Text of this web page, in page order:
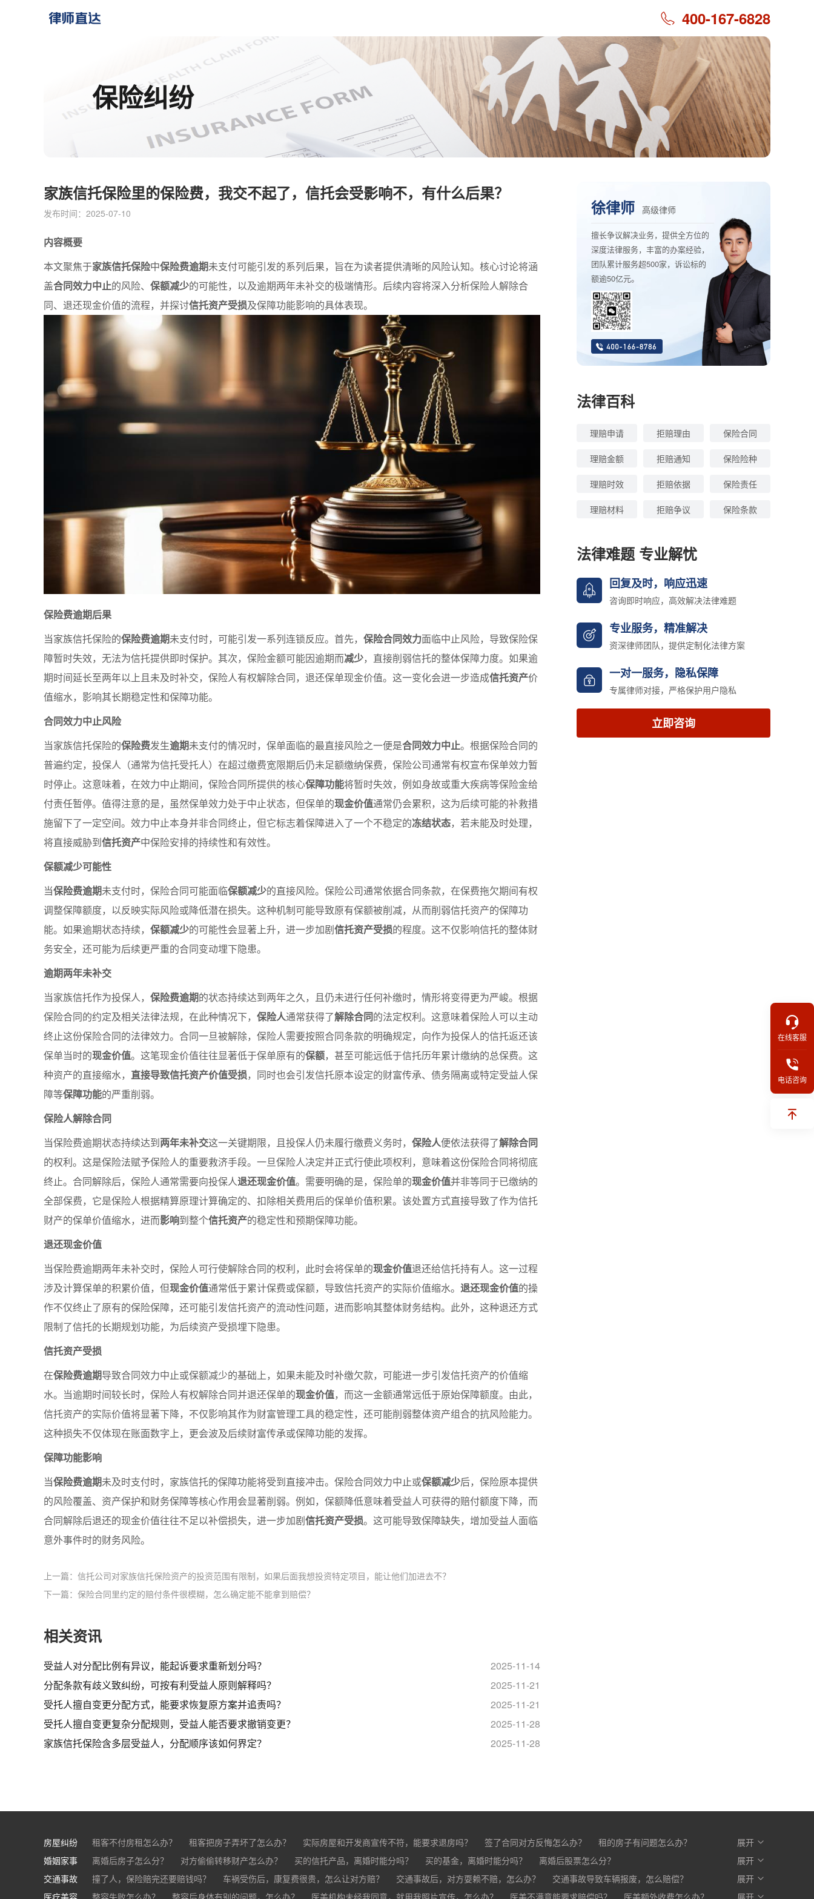
400-167-6828
保险纠纷
家族信托保险里的保险费，我交不起了，信托会受影响不，有什么后果？​
发布时间：2025-07-10
内容概要
本文聚焦于家族信托保险中保险费逾期未支付可能引发的系列后果，旨在为读者提供清晰的风险认知。核心讨论将涵
盖合同效力中止的风险、 保额减少的可能性，以及逾期两年未补交的极端情形。后续内容将深入分析保险人解除合
同、退还现金价值的流程，并探讨信托资产受损及保障功能影响的具体表现。
保险费逾期后果
当家族信托保险的保险费逾期未支付时，可能引发一系列连锁反应。首先， 保险合同效力面临中止风险，导致保险保
障暂时失效，无法为信托提供即时保护。其次，保险金额可能因逾期而减少，直接削弱信托的整体保障力度。如果逾
期时间延长至两年以上且未及时补交，保险人有权解除合同，退还保单现金价值。这一变化会进一步造成信托资产价
值缩水，影响其长期稳定性和保障功能。
合同效力中止风险
当家族信托保险的保险费发生逾期未支付的情况时，保单面临的最直接风险之一便是合同效力中止。根据保险合同的
普遍约定，投保人（通常为信托受托人）在超过缴费宽限期后仍未足额缴纳保费，保险公司通常有权宣布保单效力暂
时停止。这意味着，在效力中止期间，保险合同所提供的核心保障功能将暂时失效，例如身故或重大疾病等保险金给
付责任暂停。值得注意的是，虽然保单效力处于中止状态，但保单的现金价值通常仍会累积，这为后续可能的补救措
施留下了一定空间。效力中止本身并非合同终止，但它标志着保障进入了一个不稳定的冻结状态，若未能及时处理，
将直接威胁到信托资产中保险安排的持续性和有效性。
保额减少可能性
当保险费逾期未支付时，保险合同可能面临保额减少的直接风险。保险公司通常依据合同条款，在保费拖欠期间有权
调整保障额度，以反映实际风险或降低潜在损失。这种机制可能导致原有保额被削减，从而削弱信托资产的保障功
能。如果逾期状态持续， 保额减少的可能性会显著上升，进一步加剧信托资产受损的程度。这不仅影响信托的整体财
务安全，还可能为后续更严重的合同变动埋下隐患。
逾期两年未补交
当家族信托作为投保人， 保险费逾期的状态持续达到两年之久，且仍未进行任何补缴时，情形将变得更为严峻。根据
保险合同的约定及相关法律法规，在此种情况下， 保险人通常获得了解除合同的法定权利。这意味着保险人可以主动
终止这份保险合同的法律效力。合同一旦被解除，保险人需要按照合同条款的明确规定，向作为投保人的信托返还该
保单当时的现金价值。这笔现金价值往往显著低于保单原有的保额，甚至可能远低于信托历年累计缴纳的总保费。这
种资产的直接缩水， 直接导致信托资产价值受损，同时也会引发信托原本设定的财富传承、债务隔离或特定受益人保
障等保障功能的严重削弱。
保险人解除合同
当保险费逾期状态持续达到两年未补交这一关键期限，且投保人仍未履行缴费义务时， 保险人便依法获得了解除合同
的权利。这是保险法赋予保险人的重要救济手段。一旦保险人决定并正式行使此项权利，意味着这份保险合同将彻底
终止。合同解除后，保险人通常需要向投保人退还现金价值。需要明确的是，保险单的现金价值并非等同于已缴纳的
全部保费，它是保险人根据精算原理计算确定的、扣除相关费用后的保单价值积累。该处置方式直接导致了作为信托
财产的保单价值缩水，进而影响到整个信托资产的稳定性和预期保障功能。
退还现金价值
当保险费逾期两年未补交时，保险人可行使解除合同的权利，此时会将保单的现金价值退还给信托持有人。这一过程
涉及计算保单的积累价值，但现金价值通常低于累计保费或保额，导致信托资产的实际价值缩水。 退还现金价值的操
作不仅终止了原有的保险保障，还可能引发信托资产的流动性问题，进而影响其整体财务结构。此外，这种退还方式
限制了信托的长期规划功能，为后续资产受损埋下隐患。
信托资产受损
在保险费逾期导致合同效力中止或保额减少的基础上，如果未能及时补缴欠款，可能进一步引发信托资产的价值缩
水。当逾期时间较长时，保险人有权解除合同并退还保单的现金价值，而这一金额通常远低于原始保障额度。由此，
信托资产的实际价值将显著下降，不仅影响其作为财富管理工具的稳定性，还可能削弱整体资产组合的抗风险能力。
这种损失不仅体现在账面数字上，更会波及后续财富传承或保障功能的发挥。
保障功能影响
当保险费逾期未及时支付时，家族信托的保障功能将受到直接冲击。保险合同效力中止或保额减少后，保险原本提供
的风险覆盖、资产保护和财务保障等核心作用会显著削弱。例如，保额降低意味着受益人可获得的赔付额度下降，而
合同解除后退还的现金价值往往不足以补偿损失，进一步加剧信托资产受损。这可能导致保障缺失，增加受益人面临
意外事件时的财务风险。
上一篇：信托公司对家族信托保险资产的投资范围有限制，如果后面我想投资特定项目，能让他们加进去不？​
下一篇：保险合同里约定的赔付条件很模糊，怎么确定能不能拿到赔偿？​
相关资讯
受益人对分配比例有异议，能起诉要求重新划分吗？​
2025-11-14
分配条款有歧义致纠纷，可按有利受益人原则解释吗？​
2025-11-21
受托人擅自变更分配方式，能要求恢复原方案并追责吗？​
2025-11-21
受托人擅自变更复杂分配规则，受益人能否要求撤销变更？
2025-11-28
家族信托保险含多层受益人，分配顺序该如何界定？
2025-11-28
徐律师 高级律师
擅长争议解决业务，提供全方位的
深度法律服务，丰富的办案经验，
团队累计服务超500家，诉讼标的
额逾50亿元。
法律百科
理赔申请 拒赔理由 保险合同
理赔金额 拒赔通知 保险险种
理赔时效 拒赔依据 保险责任
理赔材料 拒赔争议 保险条款
法律难题 专业解忧
回复及时，响应迅速
咨询即时响应，高效解决法律难题
专业服务，精准解决
资深律师团队，提供定制化法律方案
一对一服务，隐私保障
专属律师对接，严格保护用户隐私
立即咨询
房屋纠纷 租客不付房租怎么办？ 租客把房子弄坏了怎么办？ 实际房屋和开发商宣传不符，能要求退房吗？ 签了合同对方反悔怎么办？
租的房子有问题怎么办？
房东不退押金怎么办？
买房的定金能退吗？ 买的房子有问题怎么办？ 买家跳单怎么办？ 购买的房子有抵押怎么办？ 开发商不交房怎么办?
展开
婚姻家事
离婚后房子怎么分？ 对方偷偷转移财产怎么办？ 买的信托产品，离婚时能分吗？ 买的基金，离婚时能分吗？
离婚后股票怎么分？
离婚了公司股权怎么处理？
离婚后财产怎么分？
展开
交通事故
撞了人，保险赔完还要赔钱吗？ 车祸受伤后，康复费很贵，怎么让对方赔？ 交通事故后，对方耍赖不赔，怎么办？
交通事故导致车辆报废，怎么赔偿？
交通事故中，医保和对方赔偿能同时拿吗？
车祸导致人死亡，怎么办？
展开
医疗美容
整容失败怎么办？ 整容后身体有别的问题，怎么办？ 医美机构未经我同意，就用我照片宣传，怎么办？ 医美不满意能要求赔偿吗？ 医美额外收费怎么办？ 展开
在线客服
电话咨询